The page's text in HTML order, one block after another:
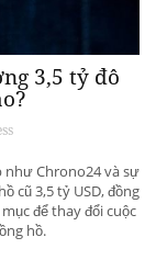
3,5 tỷ đô
Chrono24 và sự
cũ 3,5 tỷ USD, đồng
để thay đổi cuộc
hồ.